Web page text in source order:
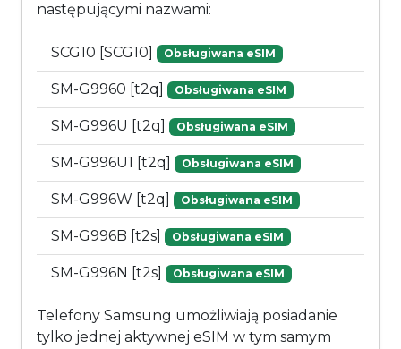
następującymi nazwami:
SCG10 [SCG10] Obsługiwana eSIM
SM-G9960 [t2q] Obsługiwana eSIM
SM-G996U [t2q] Obsługiwana eSIM
SM-G996U1 [t2q] Obsługiwana eSIM
SM-G996W [t2q] Obsługiwana eSIM
SM-G996B [t2s] Obsługiwana eSIM
SM-G996N [t2s] Obsługiwana eSIM
Telefony Samsung umożliwiają posiadanie
tylko jednej aktywnej eSIM w tym samym